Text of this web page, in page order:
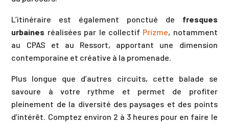
L’itinéraire est également ponctué de fresques
urbaines réalisées par le collectif Prizme, notamment
au CPAS et au Ressort, apportant une dimension
contemporaine et créative à la promenade.
Plus longue que d’autres circuits, cette balade se
savoure à votre rythme et permet de profiter
pleinement de la diversité des paysages et des points
d’intérêt. Comptez environ 2 à 3 heures pour en faire le